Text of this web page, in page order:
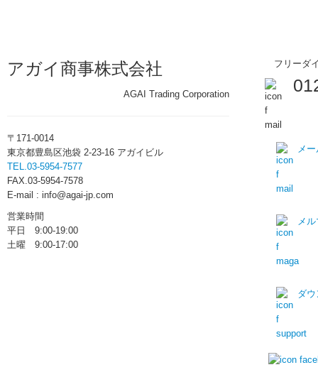
アガイ商事株式会社
AGAI Trading Corporation
〒171-0014
東京都豊島区池袋 2-23-16 アガイビル
TEL.03-5954-7577
FAX.03-5954-7578
E-mail : info@agai-jp.com
営業時間
平日 9:00-19:00
土曜 9:00-17:00
フリーダ
メ
メ
ダ